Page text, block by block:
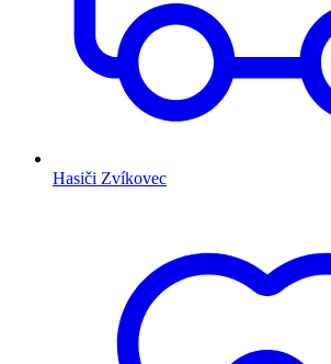
Hasiči Zvíkovec